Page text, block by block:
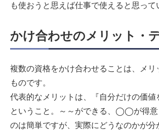
も使おうと思えば仕事で使えると思って
かけ合わせのメリット・
複数の資格をかけ合わせることは、メリ
ものです。
代表的なメリットは、『自分だけの価値
ということ。～～ができる、◯◯が得意
のは簡単ですが、実際にどうなのかが分